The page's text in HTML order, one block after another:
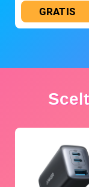
GRATIS